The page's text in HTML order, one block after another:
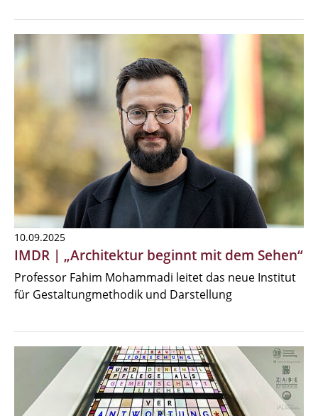
10.09.2025
IMDR | „Architektur beginnt mit dem Sehen“
Professor Fahim Mohammadi leitet das neue Institut
für Gestaltungmethodik und Darstellung